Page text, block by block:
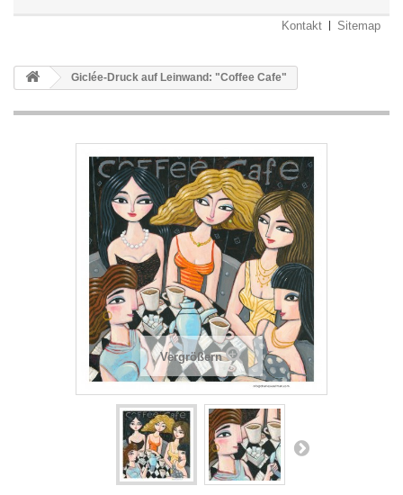
Kontakt Sitemap
Giclée-Druck auf Leinwand: "Coffee Cafe"
Vergrößern